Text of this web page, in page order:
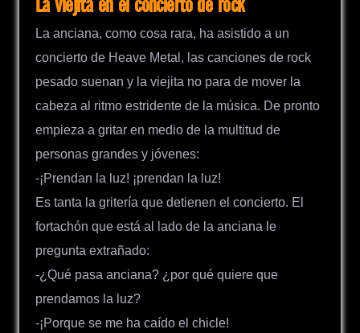
La viejita en el concierto de rock
La anciana, como cosa rara, ha asistido a un
concierto de Heave Metal, las canciones de rock
pesado suenan y la viejita no para de mover la
cabeza al ritmo estridente de la música. De pronto
empieza a gritar en medio de la multitud de
personas grandes y jóvenes:
-¡Prendan la luz! ¡prendan la luz!
Es tanta la gritería que detienen el concierto. El
fortachón que está al lado de la anciana le
pregunta extrañado:
-¿Qué pasa anciana? ¿por qué quiere que
prendamos la luz?
-¡Porque se me ha caído el chicle!